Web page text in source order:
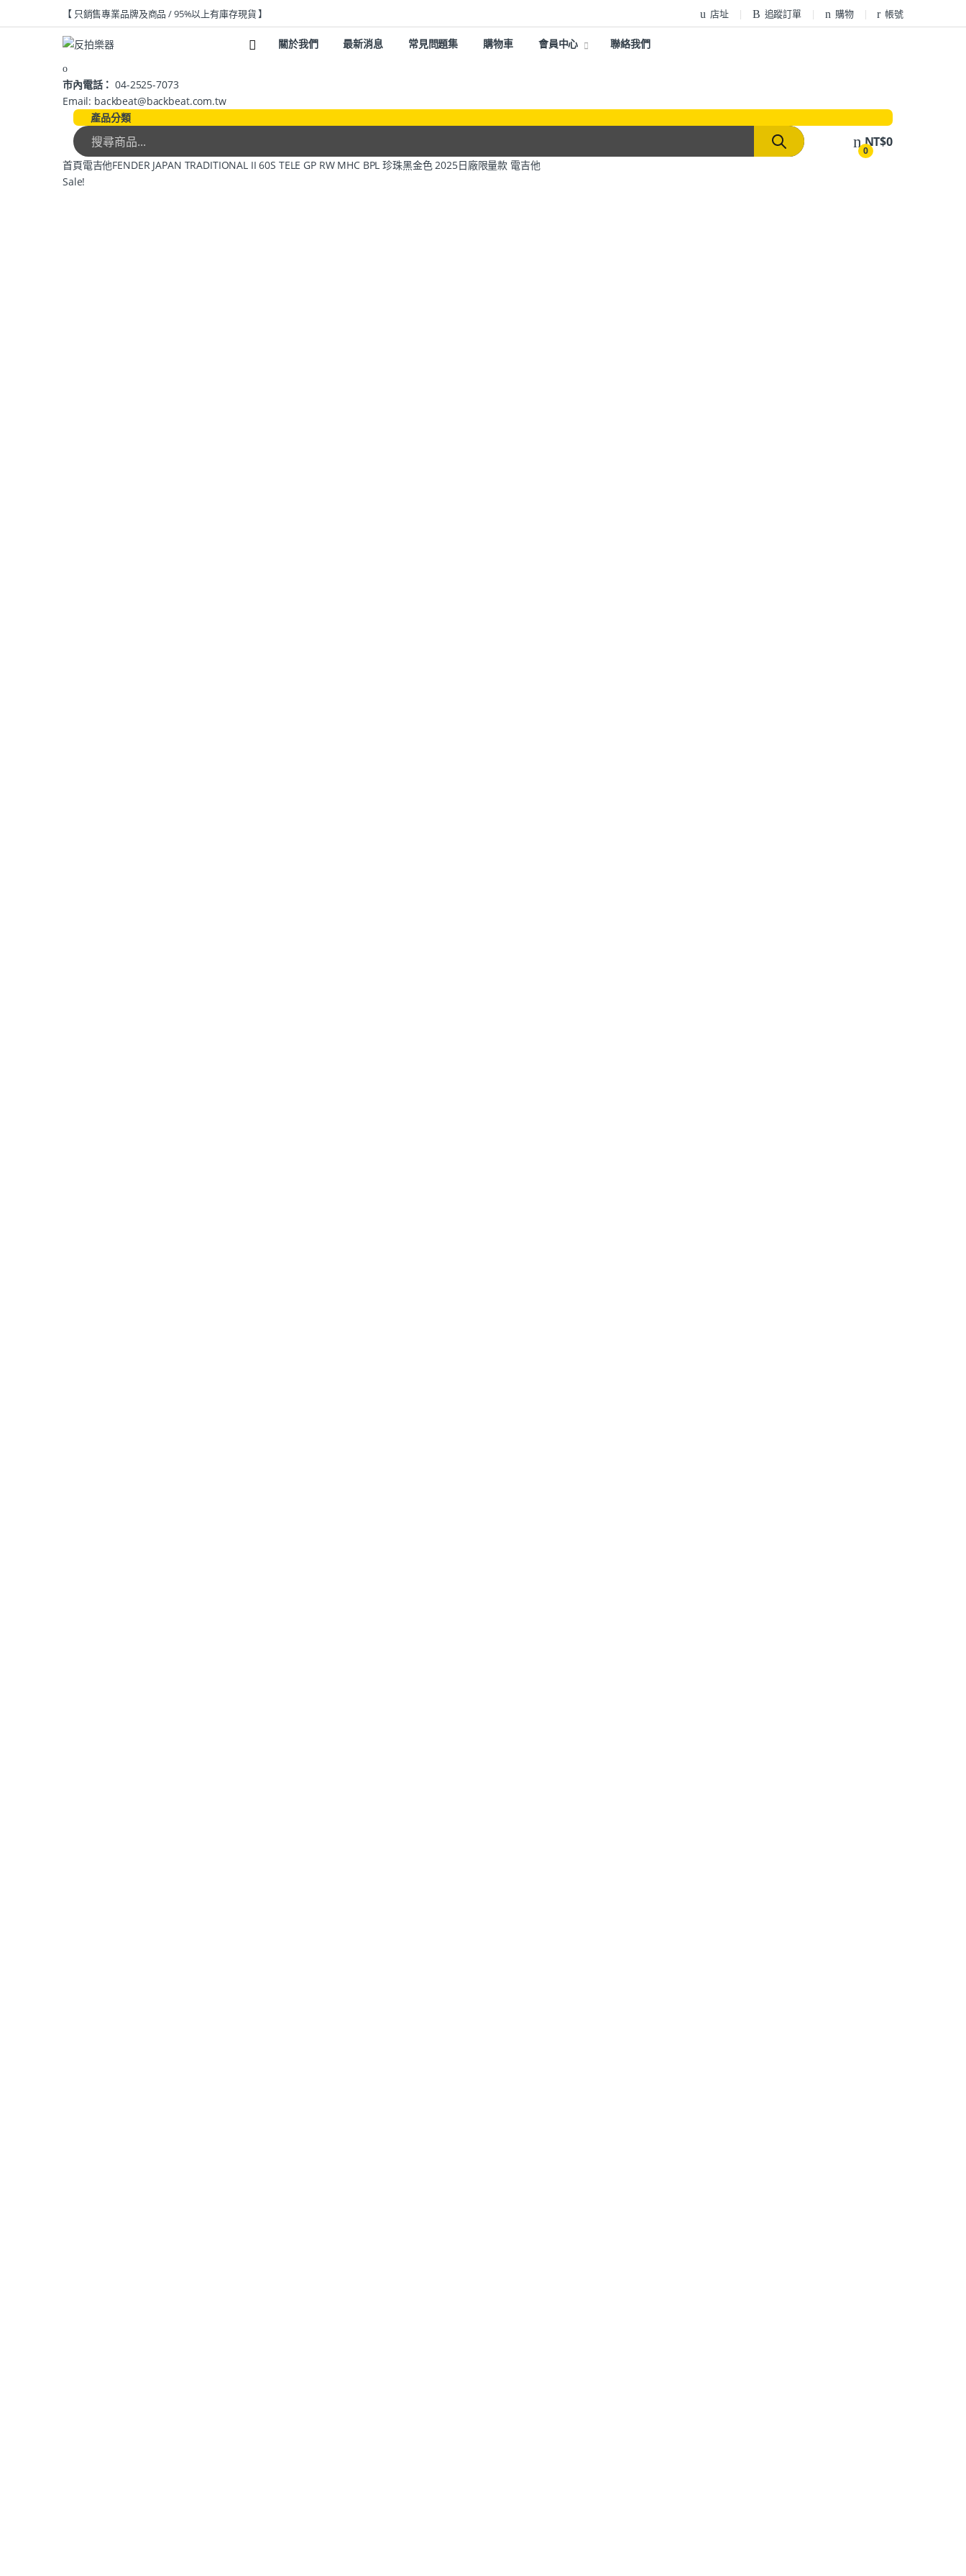
【 只銷售專業品牌及商品 / 95%以上有庫存現貨 】 店址 追蹤訂單 購物 帳號
關於我們 最新消息 常見問題集 購物車 會員中心 聯絡我們
市內電話： 04-2525-7073
Email: backbeat@backbeat.com.tw
產品分類
0
NT$0
首頁電吉他FENDER JAPAN TRADITIONAL II 60S TELE GP RW MHC BPL 珍珠黑金色 2025日廠限量款 電吉他
Sale!